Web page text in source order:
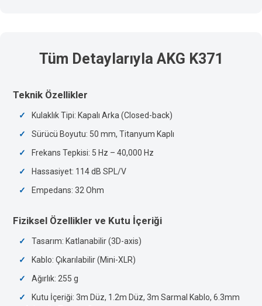
Tüm Detaylarıyla AKG K371
Teknik Özellikler
Kulaklık Tipi: Kapalı Arka (Closed-back)
Sürücü Boyutu: 50 mm, Titanyum Kaplı
Frekans Tepkisi: 5 Hz – 40,000 Hz
Hassasiyet: 114 dB SPL/V
Empedans: 32 Ohm
Fiziksel Özellikler ve Kutu İçeriği
Tasarım: Katlanabilir (3D-axis)
Kablo: Çıkarılabilir (Mini-XLR)
Ağırlık: 255 g
Kutu İçeriği: 3m Düz, 1.2m Düz, 3m Sarmal Kablo, 6.3mm